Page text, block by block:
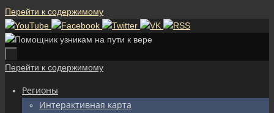
Перейти к содержимому
Перейти к содержимому
Регионы
Интерактивная карта